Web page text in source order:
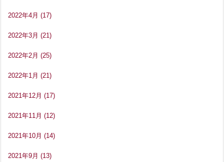
2022年4月 (17)
2022年3月 (21)
2022年2月 (25)
2022年1月 (21)
2021年12月 (17)
2021年11月 (12)
2021年10月 (14)
2021年9月 (13)